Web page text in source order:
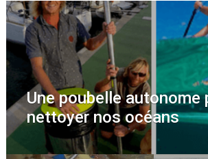
Une poubelle autonome
nettoyer nos océans